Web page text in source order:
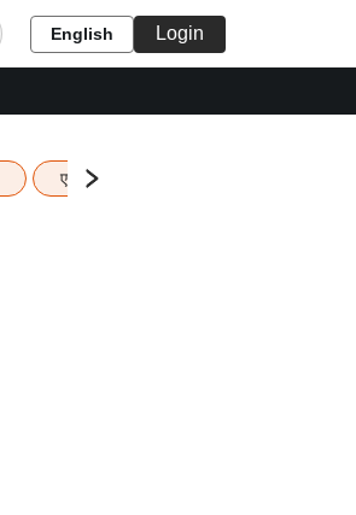
English Login
एचबीएसई 12वीं का रिजल्ट लाइव